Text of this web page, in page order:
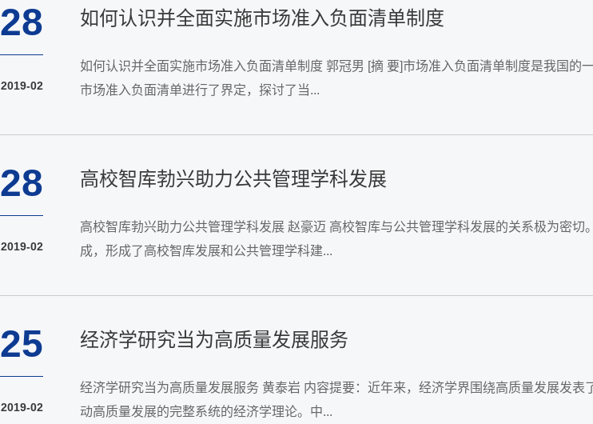
28
2019-02
如何认识并全面实施市场准入负面清单制度
如何认识并全面实施市场准入负面清单制度 郭冠男 [摘 要]市场准入负面清单制度是我国
市场准入负面清单进行了界定，探讨了当...
28
2019-02
高校智库勃兴助力公共管理学科发展
高校智库勃兴助力公共管理学科发展 赵豪迈 高校智库与公共管理学科发展的关系极为密
成，形成了高校智库发展和公共管理学科建...
25
2019-02
经济学研究当为高质量发展服务
经济学研究当为高质量发展服务 黄泰岩 内容提要：近年来，经济学界围绕高质量发展发
动高质量发展的完整系统的经济学理论。中...